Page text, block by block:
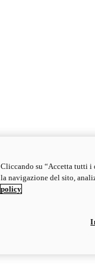
Cliccando su “Accetta tutti i
la navigazione del sito,
policy